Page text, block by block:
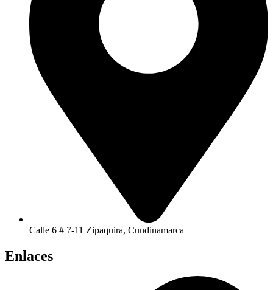
Calle 6 # 7-11 Zipaquira, Cundinamarca
Enlaces